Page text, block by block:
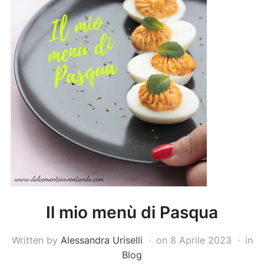
Il mio menù di Pasqua
Written by Alessandra Uriselli on 8 Aprile 2023
in
Blog